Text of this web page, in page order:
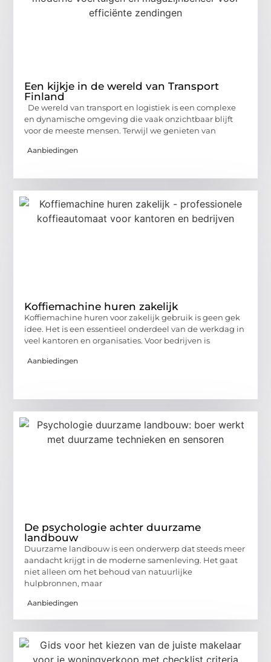
Een kijkje in de wereld van Transport
Finland
De wereld van transport en logistiek is een complexe
en dynamische omgeving die vaak onzichtbaar blijft
voor de meeste mensen. Terwijl we genieten van
Aanbiedingen
Koffiemachine huren zakelijk
Koffiemachine huren voor zakelijk gebruik is geen gek
idee. Het is een essentieel onderdeel van de werkdag in
veel kantoren en organisaties. Voor bedrijven is
Aanbiedingen
De psychologie achter duurzame
landbouw
Duurzame landbouw is een onderwerp dat steeds meer
aandacht krijgt in de moderne samenleving. Het gaat
niet alleen om het behoud van natuurlijke
hulpbronnen, maar
Aanbiedingen